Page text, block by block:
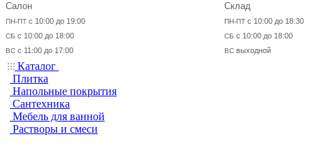
Салон
ПН-ПТ с 10:00 до 19:00
СБ с 10:00 до 18:00
ВС с 11:00 до 17:00
Склад
ПН-ПТ с 10:00 до 18:30
СБ с 10:00 до 18:00
ВС выходной
Каталог
Плитка
Напольные покрытия
Сантехника
Мебель для ванной
Растворы и смеси